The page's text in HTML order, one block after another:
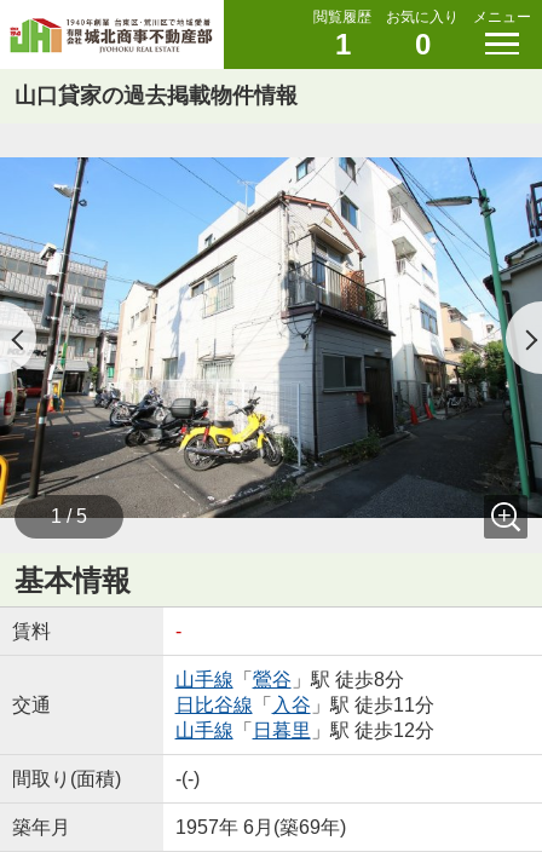
閲覧履歴
1
お気に入り
0
メニュー
山口貸家の過去掲載物件情報
1 / 5
基本情報
賃料 -
交通
山手線 「 鶯谷 」駅 徒歩8分
日比谷線 「 入谷 」駅 徒歩11分
山手線 「 日暮里 」駅 徒歩12分
間取り(面積) -(-)
築年月 1957年 6月(築69年)